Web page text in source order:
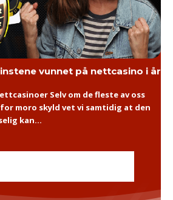
vunnet på nettcasino i år
Selv om de fleste av oss
moro skyld vet vi samtidig at den
kan...